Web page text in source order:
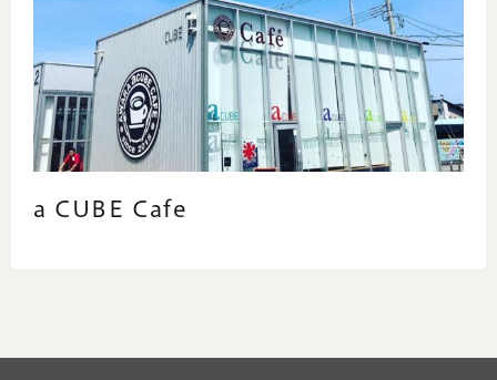
a CUBE Cafe